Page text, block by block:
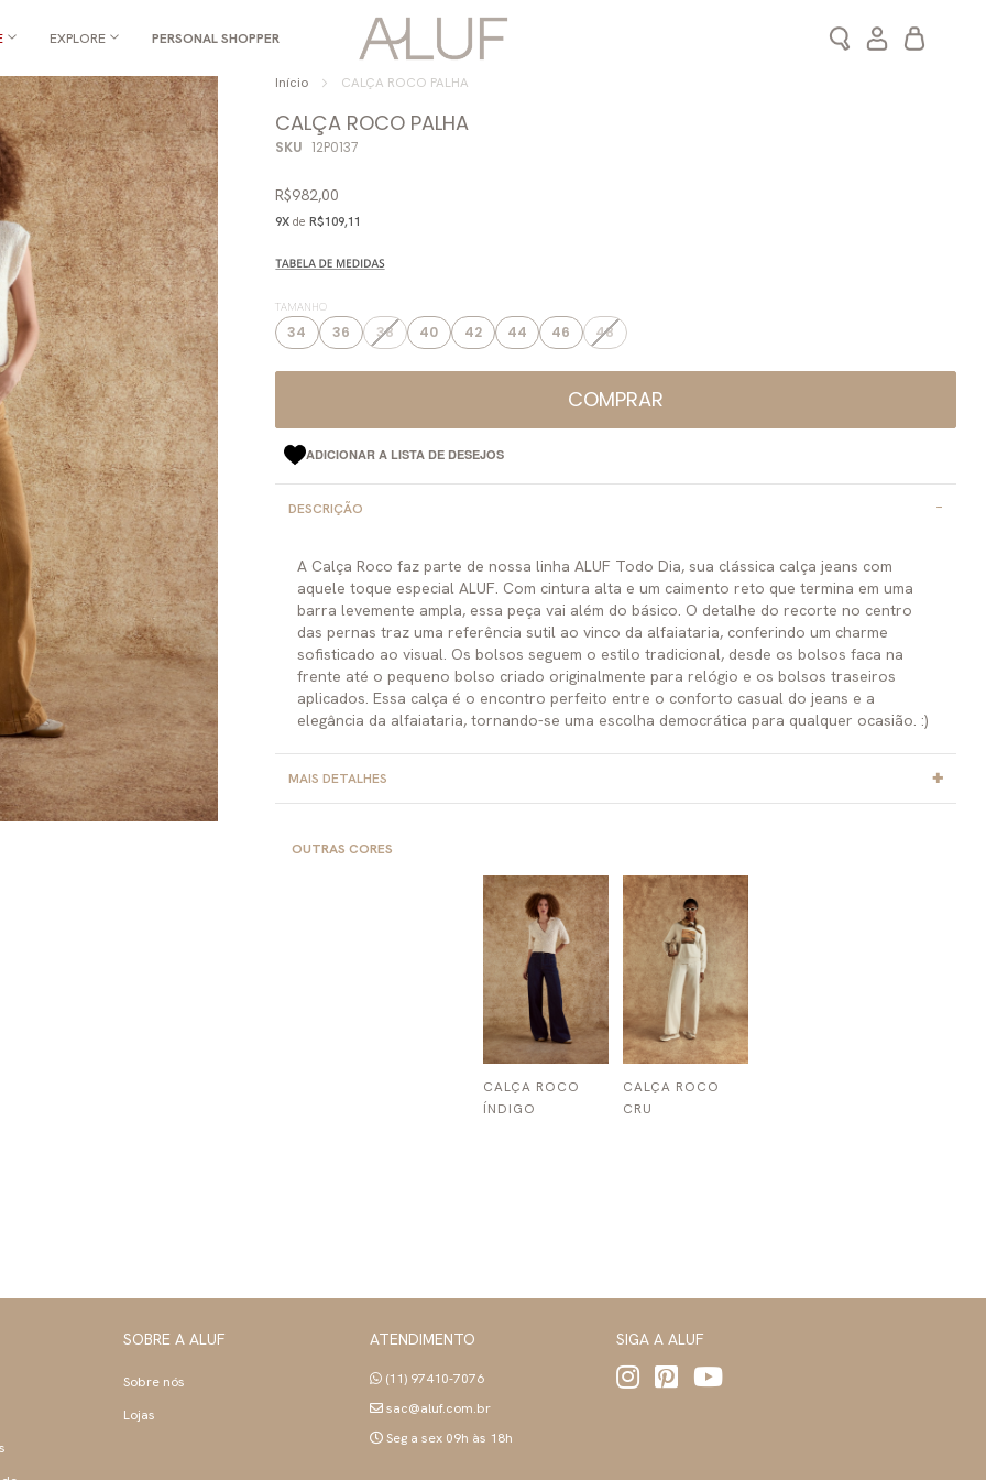
EXPLORE PERSONAL SHOPPER
Search
Meu
Início CALÇA ROCO PALHA
CALÇA ROCO PALHA
SKU 12P0137
R$982,00
9X de R$109,11
TAMANHO
34 36 38 40 42 44 46 48
COMPRAR
ADICIONAR A LISTA DE DESEJOS
DESCRIÇÃO
A Calça Roco faz parte de nossa linha ALUF Todo Dia, sua clássica calça jeans com
aquele toque especial ALUF. Com cintura alta e um caimento reto que termina em uma
barra levemente ampla, essa peça vai além do básico. O detalhe do recorte no centro
das pernas traz uma referência sutil ao vinco da alfaiataria, conferindo um charme
sofisticado ao visual. Os bolsos seguem o estilo tradicional, desde os bolsos faca na
frente até o pequeno bolso criado originalmente para relógio e os bolsos traseiros
aplicados. Essa calça é o encontro perfeito entre o conforto casual do jeans e a
elegância da alfaiataria, tornando-se uma escolha democrática para qualquer ocasião. :)
MAIS DETALHES
OUTRAS CORES
CALÇA ROCO
ÍNDIGO
CALÇA ROCO
CRU
SOBRE A ALUF
Sobre nós
Lojas
ATENDIMENTO
(11) 97410-7076
sac@aluf.com.br
Seg a sex 09h às 18h
SIGA A ALUF